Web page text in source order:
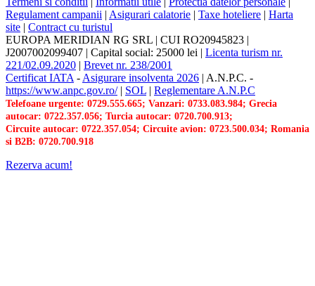
Regulament campanii | Asigurari calatorie | Taxe hoteliere | Harta
site | Contract cu turistul
EUROPA MERIDIAN RG SRL | CUI RO20945823 |
J2007002099407 | Capital social: 25000 lei | Licenta turism nr.
221/02.09.2020 | Brevet nr. 238/2001
Certificat IATA - Asigurare insolventa 2026 | A.N.P.C. -
https://www.anpc.gov.ro/| SOL | Reglementare A.N.P.C
Telefoane urgente: 0729.555.665; Vanzari: 0733.083.984; Grecia
autocar: 0722.357.056; Turcia autocar: 0720.700.913;
Circuite autocar: 0722.357.054; Circuite avion: 0723.500.034; Romania
si B2B: 0720.700.918
Rezerva acum!